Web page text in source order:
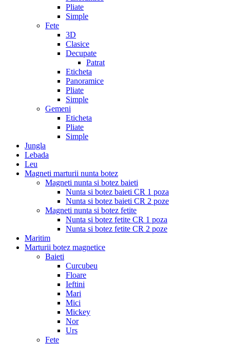
Pliate
Simple
Fete
3D
Clasice
Decupate
Patrat
Eticheta
Panoramice
Pliate
Simple
Gemeni
Eticheta
Pliate
Simple
Jungla
Lebada
Leu
Magneti marturii nunta botez
Magneti nunta si botez baieti
Nunta si botez baieti CR 1 poza
Nunta si botez baieti CR 2 poze
Magneti nunta si botez fetite
Nunta si botez fetite CR 1 poza
Nunta si botez fetite CR 2 poze
Maritim
Marturii botez magnetice
Baieti
Curcubeu
Floare
Ieftini
Mari
Mici
Mickey
Nor
Urs
Fete